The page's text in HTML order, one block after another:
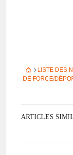
LISTE DES
DE FORCE/
ARTICLES